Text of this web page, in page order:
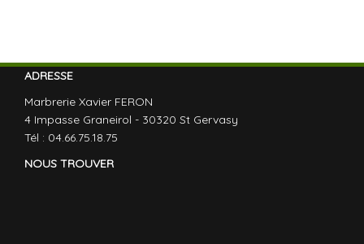
ADRESSE
Marbrerie Xavier FERON
4 Impasse Graneirol - 30320 St Gervasy
Tél : 04.66.75.18.75
NOUS TROUVER